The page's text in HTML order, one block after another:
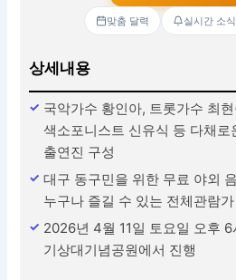
맞춤 달력 실시간 소식
상세내용
국악가수 황인아, 트롯가수 최
색소포니스트 신유식 등 다채로
출연진 구성
대구 동구민을 위한 무료 야외
누구나 즐길 수 있는 전체관람
2026년 4월 11일 토요일 오후
기상대기념공원에서 진행